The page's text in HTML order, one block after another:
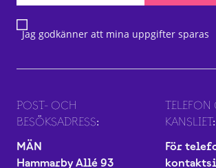
Jag godkänner att mina uppgifter sparas
POST- OCH
BESÖKSADRESS:
MÄN
Hammarby Allé 93
TELEFON
KANSLIET:
För